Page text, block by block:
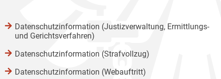
Datenschutzinformation (Justizverwaltung, Ermittlungs-
und Gerichtsverfahren)
Datenschutzinformation (Strafvollzug)
Datenschutzinformation (Webauftritt)